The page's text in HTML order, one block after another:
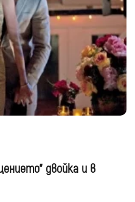
двойка и в